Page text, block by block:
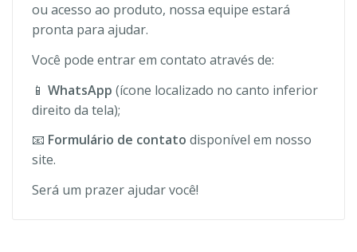
ou acesso ao produto, nossa equipe estará
pronta para ajudar.
Você pode entrar em contato através de:
📱 WhatsApp (ícone localizado no canto inferior
direito da tela);
📧 Formulário de contato disponível em nosso
site.
Será um prazer ajudar você!